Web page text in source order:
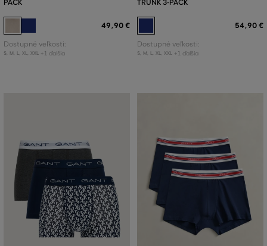
PACK
49,90 €
Dostupné veľkosti:
S, M L, XL, XXL +1 ďalšia
TRUNK 3-PACK
54,90 €
Dostupné veľkosti:
S, M L, XL, XXL +1 ďalšia